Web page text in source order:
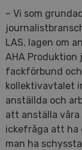
– Vi som
LAS, lagen om
AHA Produktion
fackförbund
kollektivavtalet
anställda och
att anställa
ickefråga att ha
man ha